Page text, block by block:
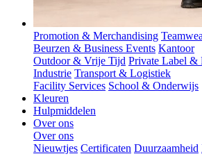
Promotion & Merchandising
Beurzen & Business Events Kantoor
Outdoor & Vrije Tijd Private Label &
Industrie Transport & Logistiek
Facility Services School & Onderwijs
Kleuren
Hulpmiddelen
Over ons
Over ons
Nieuwtjes Certificaten Duurzaamheid